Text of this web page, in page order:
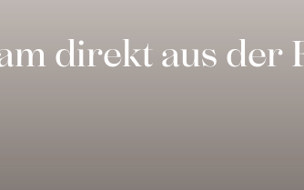
direkt aus der